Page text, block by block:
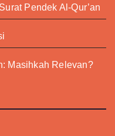
Pendek Al-Qur’an
Masihkah Relevan?